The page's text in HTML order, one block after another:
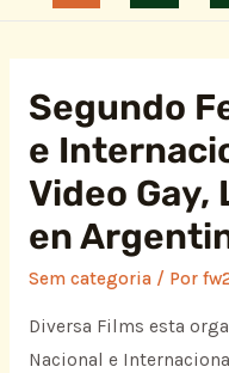
Segundo
e
Video Gay,
en
Sem categoria/ Por
Diversa Films esta
Nacional e